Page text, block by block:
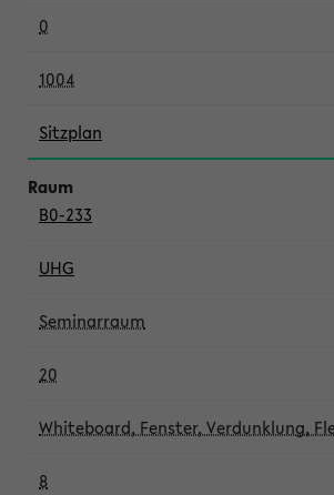
0
1004
Sitzplan
B0-233
UHG
Seminarraum
20
Whiteboard, Fenster, Verdunklung,
8